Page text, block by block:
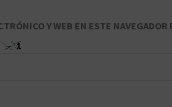
Y WEB EN ESTE